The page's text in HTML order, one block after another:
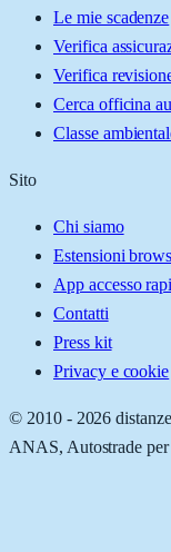
Le mie scadenze
Verifica
Verifica
Cerca officina
Classe
Sito
Chi siamo
Estensioni
App accesso
Contatti
Press kit
Privacy e cookie
© 2010 - 2026
ANAS, Autostrade